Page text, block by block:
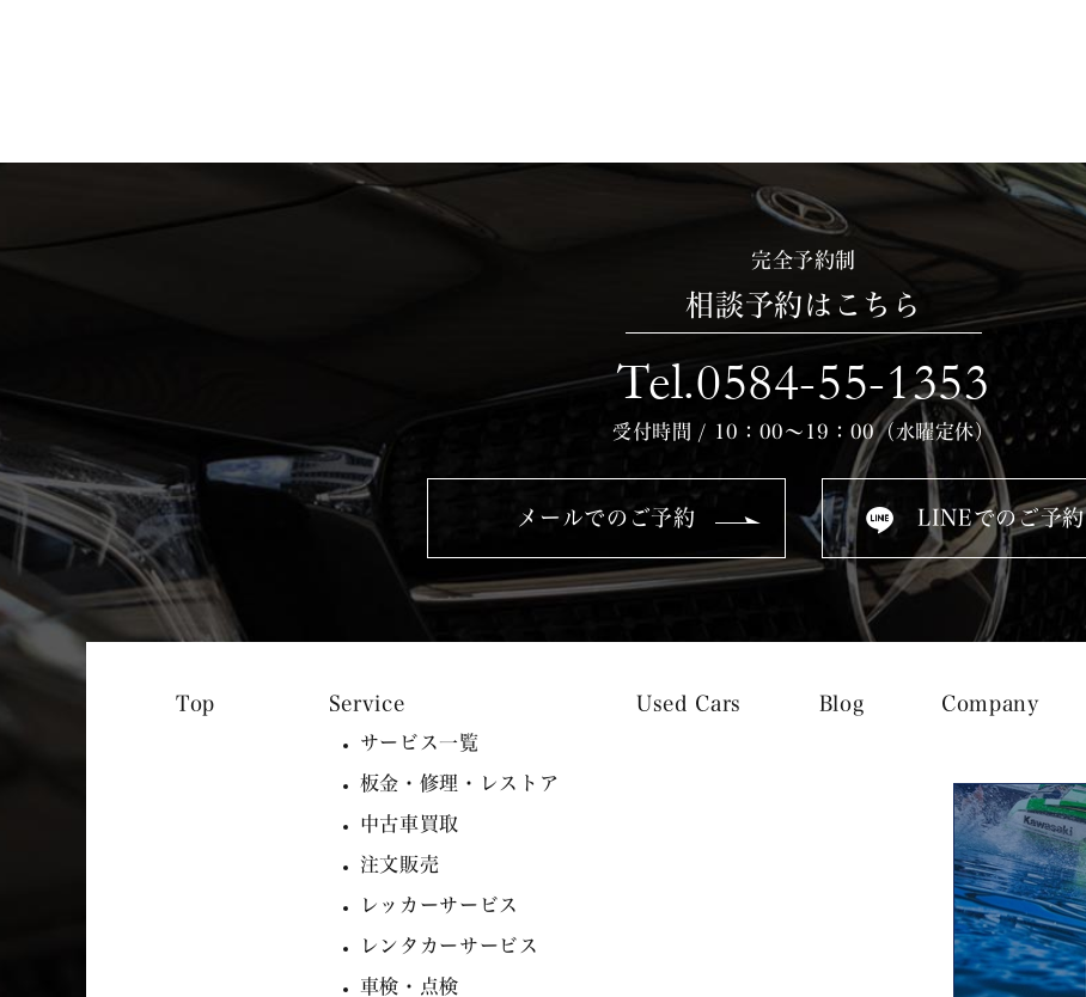
完全予約制
相談予約はこちら
Tel.0584-55-1353
受付時間 / 10：00～19：00（水曜定休）
メールでのご予約 LINEでのご予約
Service
サービス一覧
板金・修理・レストア
中古車買取
注文販売
レッカーサービス
レンタカーサービス
車検・点検
Used Cars Blog Company